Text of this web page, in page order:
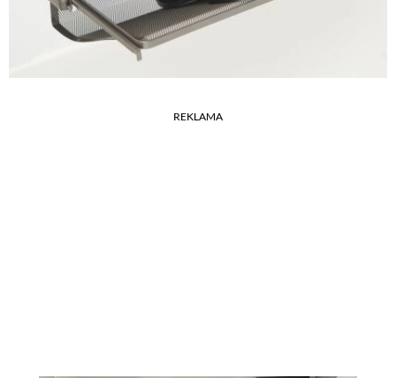
REKLAMA